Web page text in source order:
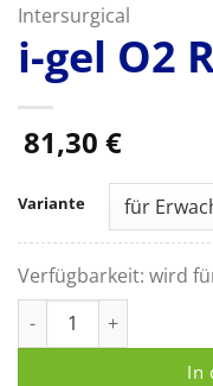
Intersurgical
i-gel O2
81,30 €
Variante
Verfügbarkeit: wird
i-gel O2 Resus Pack
In